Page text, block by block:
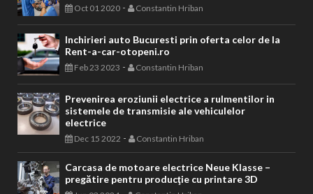
Oct 01 2020 - Constantin Hriban
Inchirieri auto Bucuresti prin oferta celor de la
Rent-a-car-otopeni.ro
Feb 23 2023 - Constantin Hriban
Prevenirea eroziunii electrice a rulmentilor in
sistemele de transmisie ale vehiculelor
electrice
Dec 15 2022 - Constantin Hriban
Carcasa de motoare electrice Neue Klasse –
pregătire pentru producţie cu printare 3D